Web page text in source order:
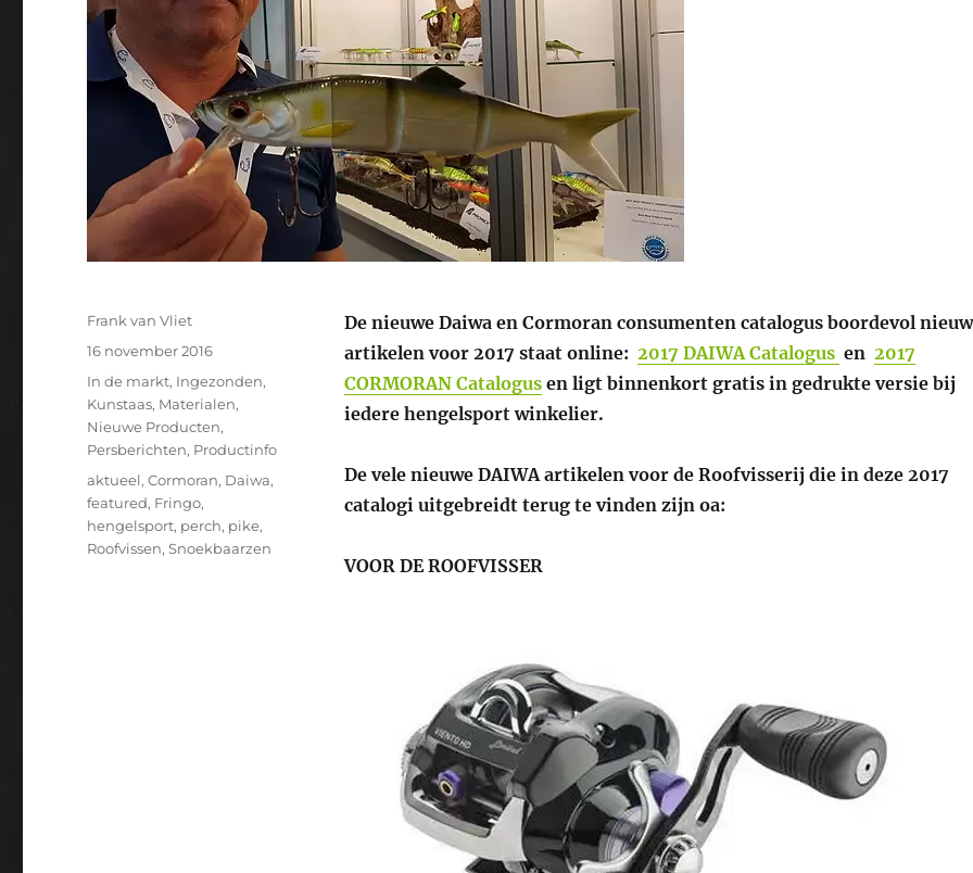
De nieuwe Daiwa en Cormoran consumenten catalogus boordevol
artikelen voor 2017 staat online: 2017 DAIWA Catalogus en 2017
CORMORAN Catalogusen ligt binnenkort gratis in gedrukte versie bij
iedere hengelsport winkelier.
De vele nieuwe DAIWA artikelen voor de Roofvisserij die in deze 2017
catalogi uitgebreidt terug te vinden zijn oa:
VOOR DE ROOFVISSER
Auteur
Frank van Vliet
Geplaatst
16 november 2016
Categorieën
In de markt, Ingezonden,
Kunstaas, Materialen,
Nieuwe Producten,
Persberichten, Productinfo
Tags
aktueel,Cormoran, Daiwa,
featured, Fringo,
hengelsport, perch, pike,
Roofvissen,Snoekbaarzen